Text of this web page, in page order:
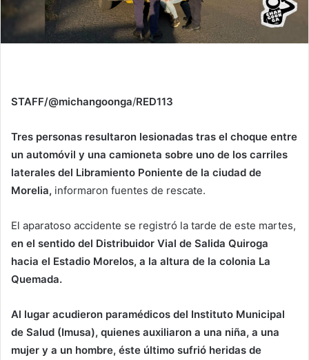
STAFF/@michangoonga/RED113
Tres personas resultaron lesionadas tras el choque entre
un automóvil y una camioneta sobre uno de los carriles
laterales del Libramiento Poniente de la ciudad de
Morelia, informaron fuentes de rescate.
El aparatoso accidente se registró la tarde de este martes,
en el sentido del Distribuidor Vial de Salida Quiroga
hacia el Estadio Morelos, a la altura de la colonia La
Quemada.
Al lugar acudieron paramédicos del Instituto Municipal
de Salud (Imusa), quienes auxiliaron a una niña, a una
mujer y a un hombre, éste último sufrió heridas de